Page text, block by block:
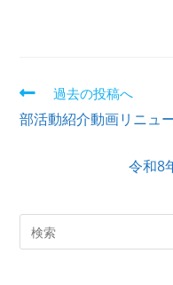
過去の投稿へ
部活動紹介動画リニュ
令和8